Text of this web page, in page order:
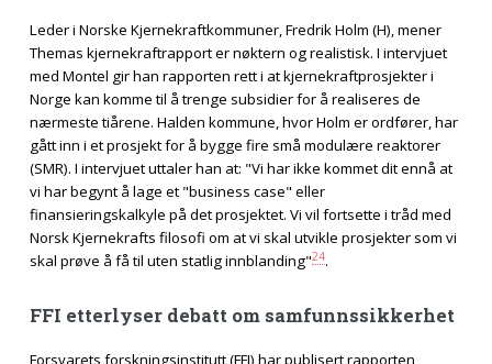
Leder i Norske Kjernekraftkommuner, Fredrik Holm (H), mener
Themas kjernekraftrapport er nøktern og realistisk. I intervjuet
med Montel gir han rapporten rett i at kjernekraftprosjekter i
Norge kan komme til å trenge subsidier for å realiseres de
nærmeste tiårene. Halden kommune, hvor Holm er ordfører, har
gått inn i et prosjekt for å bygge fire små modulære reaktorer
(SMR). I intervjuet uttaler han at: "Vi har ikke kommet dit ennå at
vi har begynt å lage et "business case" eller
finansieringskalkyle på det prosjektet. Vi vil fortsette i tråd med
Norsk Kjernekrafts filosofi om at vi skal utvikle prosjekter som vi
skal prøve å få til uten statlig innblanding"24.
FFI etterlyser debatt om samfunnssikkerhet
Forsvarets forskningsinstitutt (FFI) har publisert rapporten